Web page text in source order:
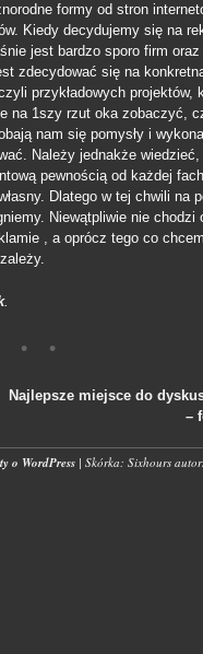
formy od stron
Kiedy decydujemy się na
jest bardzo sporo firm oraz
zdecydować się na
przykładowych projektów,
na 1szy rzut oka zobaczyć,
nam się pomysły i
Należy jednakże
pewnością od każdej
Dlatego w tej chwili na
Niewątpliwie nie chodzi
, a oprócz tego co
.
Najlepsze miejsce do
–
o WordPress | Skórka: Sixhours